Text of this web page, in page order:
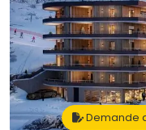
Demande